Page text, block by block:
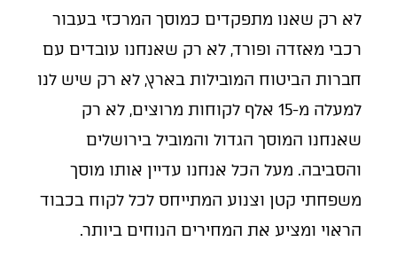
לא רק שאנו מתפקדים כמוסך המרכזי בעבור
רכבי מאזדה ופורד, לא רק שאנחנו עובדים עם
חברות הביטוח המובילות בארץ, לא רק שיש לנו
למעלה מ-15 אלף לקוחות מרוצים, לא רק
שאנחנו המוסך הגדול והמוביל בירושלים
והסביבה. מעל הכל אנחנו עדיין אותו מוסך
משפחתי קטן וצנוע המתייחס לכל לקוח בכבוד
הראוי ומציע את המחירים הנוחים ביותר.